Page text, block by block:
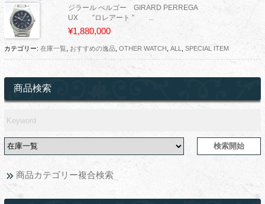
ジラール ぺルゴー GIRARD PERREGA
UX ”ロレアート ” ...
¥1,880,000
カテゴリー: 在庫一覧, おすすめの逸品, OTHER WATCH , ALL, SPECIAL ITEM
商品検索
商品カテゴリー複合検索